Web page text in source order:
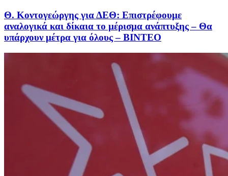
Θ. Κοντογεώργης για ΔΕΘ: Επιστρέφουμε
αναλογικά και δίκαια το μέρισμα ανάπτυξης – Θα
υπάρχουν μέτρα για όλους – BINTEO